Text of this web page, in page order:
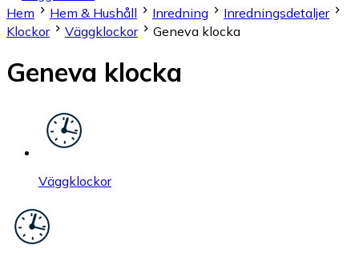
Hem
Hem & Hushåll Inredning
Inredningsdetaljer
Klockor
Väggklockor Geneva klocka
Geneva klocka
Väggklockor